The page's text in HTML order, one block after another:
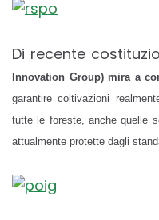
Di recente
Innovation Group) mira a
garantire coltivazioni
tutte le foreste, anche quelle
attualmente protette dagli